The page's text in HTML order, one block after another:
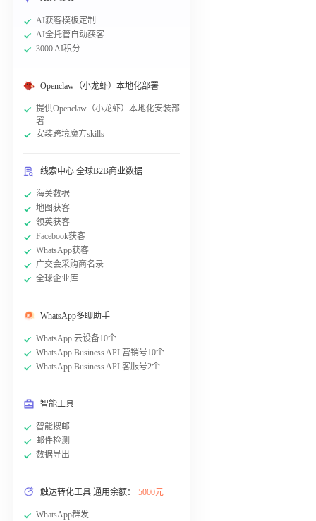
AI获客模板定制
AI全托管自动获客
3000 AI积分
Openclaw（小龙虾）本地化部署
提供Openclaw（小龙虾）本地化安装部
署
安装跨境魔方skills
线索中心 全球B2B商业数据
海关数据
地图获客
领英获客
Facebook获客
WhatsApp获客
广交会采购商名录
全球企业库
WhatsApp多聊助手
WhatsApp 云设备10个
WhatsApp Business API 营销号10个
WhatsApp Business API 客服号2个
智能工具
智能搜邮
邮件检测
数据导出
触达转化工具 通用余额： 5000元
WhatsApp群发